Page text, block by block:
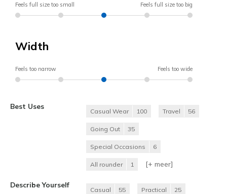
Feels full size too small Feels full size too big
Width
Feels too narrow Feels too wide
Best Uses
Casual Wear 100 Travel 56
Going Out 35
Special Occasions 6
All rounder 1 [+ meer]
Describe Yourself
Casual 55 Practical 25